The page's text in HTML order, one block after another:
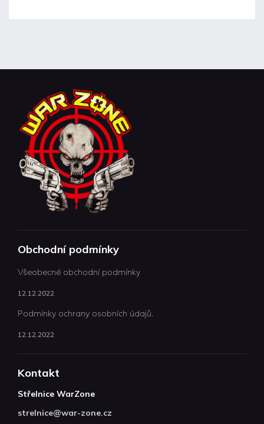
Obchodní podmínky
Všeobecné obchodní podmínky
12.12.2022
Podmínky ochrany osobních údajů.
12.12.2022
Kontakt
Střelnice WarZone
strelnice@war-zone.cz